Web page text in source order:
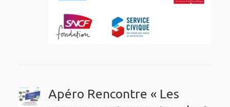
Apéro Rencontre « Les